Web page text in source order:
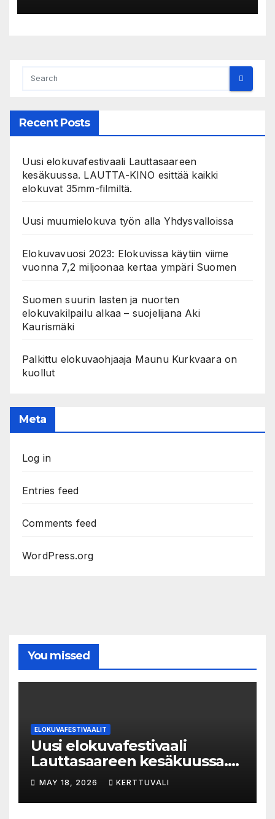
Recent Posts
Uusi elokuvafestivaali Lauttasaareen
kesäkuussa. LAUTTA-KINO esittää kaikki
elokuvat 35mm-filmiltä.
Uusi muumielokuva työn alla Yhdysvalloissa
Elokuvavuosi 2023: Elokuvissa käytiin viime
vuonna 7,2 miljoonaa kertaa ympäri Suomen
Suomen suurin lasten ja nuorten
elokuvakilpailu alkaa – suojelijana Aki
Kaurismäki
Palkittu elokuvaohjaaja Maunu Kurkvaara on
kuollut
Meta
Log in
Entries feed
Comments feed
WordPress.org
You missed
ELOKUVAFESTIVAALIT
Uusi elokuvafestivaali
Lauttasaareen kesäkuussa.
LAUTTA-KINO esittää kaikki
elokuvat 35mm-filmiltä.
MAY 18, 2026 KERTTUVALI